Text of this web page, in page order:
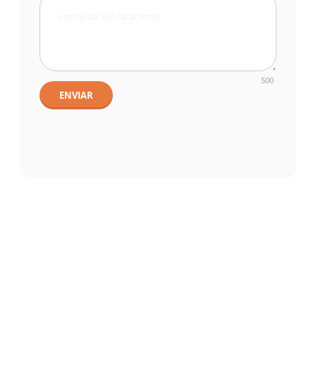
500
ENVIAR